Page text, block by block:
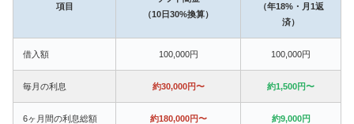
項目
（10日30%換算）
（年18%・月1返
済）
借入額 100,000円 100,000円
毎月の利息 約30,000円〜 約1,500円〜
6ヶ月間の利息総額 約180,000円〜 約9,000円